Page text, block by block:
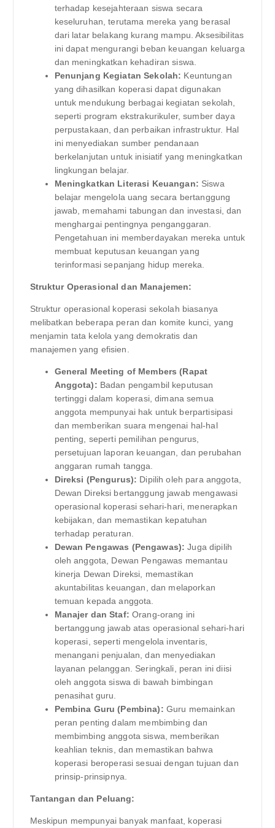
terhadap kesejahteraan siswa secara
keseluruhan, terutama mereka yang berasal
dari latar belakang kurang mampu. Aksesibilitas
ini dapat mengurangi beban keuangan keluarga
dan meningkatkan kehadiran siswa.
Penunjang Kegiatan Sekolah: Keuntungan
yang dihasilkan koperasi dapat digunakan
untuk mendukung berbagai kegiatan sekolah,
seperti program ekstrakurikuler, sumber daya
perpustakaan, dan perbaikan infrastruktur. Hal
ini menyediakan sumber pendanaan
berkelanjutan untuk inisiatif yang meningkatkan
lingkungan belajar.
Meningkatkan Literasi Keuangan: Siswa
belajar mengelola uang secara bertanggung
jawab, memahami tabungan dan investasi, dan
menghargai pentingnya penganggaran.
Pengetahuan ini memberdayakan mereka untuk
membuat keputusan keuangan yang
terinformasi sepanjang hidup mereka.
Struktur Operasional dan Manajemen:
Struktur operasional koperasi sekolah biasanya
melibatkan beberapa peran dan komite kunci, yang
menjamin tata kelola yang demokratis dan
manajemen yang efisien.
General Meeting of Members (Rapat
Anggota): Badan pengambil keputusan
tertinggi dalam koperasi, dimana semua
anggota mempunyai hak untuk berpartisipasi
dan memberikan suara mengenai hal-hal
penting, seperti pemilihan pengurus,
persetujuan laporan keuangan, dan perubahan
anggaran rumah tangga.
Direksi (Pengurus): Dipilih oleh para anggota,
Dewan Direksi bertanggung jawab mengawasi
operasional koperasi sehari-hari, menerapkan
kebijakan, dan memastikan kepatuhan
terhadap peraturan.
Dewan Pengawas (Pengawas): Juga dipilih
oleh anggota, Dewan Pengawas memantau
kinerja Dewan Direksi, memastikan
akuntabilitas keuangan, dan melaporkan
temuan kepada anggota.
Manajer dan Staf: Orang-orang ini
bertanggung jawab atas operasional sehari-hari
koperasi, seperti mengelola inventaris,
menangani penjualan, dan menyediakan
layanan pelanggan. Seringkali, peran ini diisi
oleh anggota siswa di bawah bimbingan
penasihat guru.
Pembina Guru (Pembina): Guru memainkan
peran penting dalam membimbing dan
membimbing anggota siswa, memberikan
keahlian teknis, dan memastikan bahwa
koperasi beroperasi sesuai dengan tujuan dan
prinsip-prinsipnya.
Tantangan dan Peluang:
Meskipun mempunyai banyak manfaat, koperasi